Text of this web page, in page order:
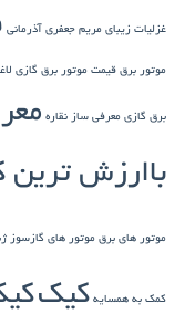
غزلیات زیبای مریم جعفری آذرمانی
موتور برق قیمت موتور برق گازی
برق گازی معرفی ساز نقاره
باارزش ترین
موتور های برق موتور های گازسوز
کمک به همسایه کیک